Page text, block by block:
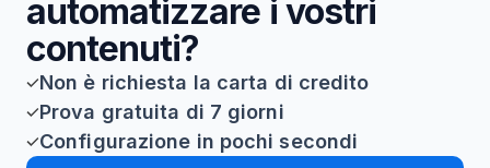
automatizzare i vostri
contenuti?
Non è richiesta la carta di credito
Prova gratuita di 7 giorni
Configurazione in pochi secondi